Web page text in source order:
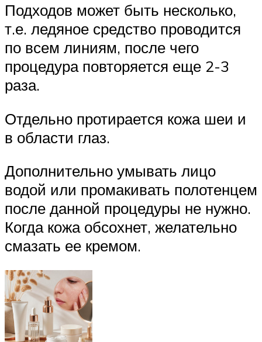
Подходов может быть несколько,
т.е. ледяное средство проводится
по всем линиям, после чего
процедура повторяется еще 2-3
раза.
Отдельно протирается кожа шеи и
в области глаз.
Дополнительно умывать лицо
водой или промакивать полотенцем
после данной процедуры не нужно.
Когда кожа обсохнет, желательно
смазать ее кремом.